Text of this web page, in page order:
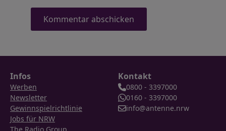
Infos
Werben
Newsletter
Gewinnspielrichtlinie
Jobs für NRW
Kontakt
0800 - 3397000
0160 - 3397000
info@antenne.nrw